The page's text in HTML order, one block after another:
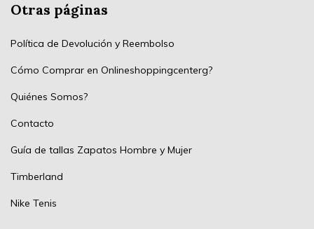
Otras páginas
Política de Devolución y Reembolso
Cómo Comprar en Onlineshoppingcenterg?
Quiénes Somos?
Contacto
Guía de tallas Zapatos Hombre y Mujer
Timberland
Nike Tenis